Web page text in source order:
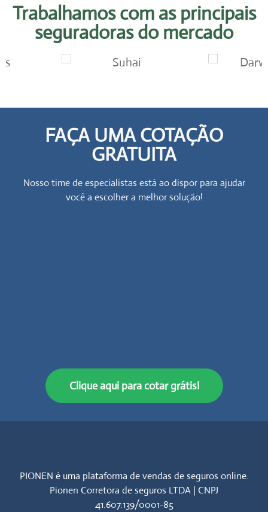
Trabalhamos com as principais
seguradoras do mercado
FAÇA UMA COTAÇÃO
GRATUITA
Nosso time de especialistas está ao dispor para ajudar
você a escolher a melhor solução!
Clique aqui para cotar grátis!
PIONEN é uma plataforma de vendas de seguros online.
Pionen Corretora de seguros LTDA | CNPJ
41.607.139/0001-85